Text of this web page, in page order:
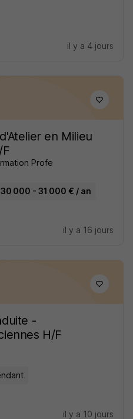
il y a 4 jours
en Milieu
Profe
30 000 - 31 000 € / an
il y a 16 jours
-
H/F
il y a 10 jours